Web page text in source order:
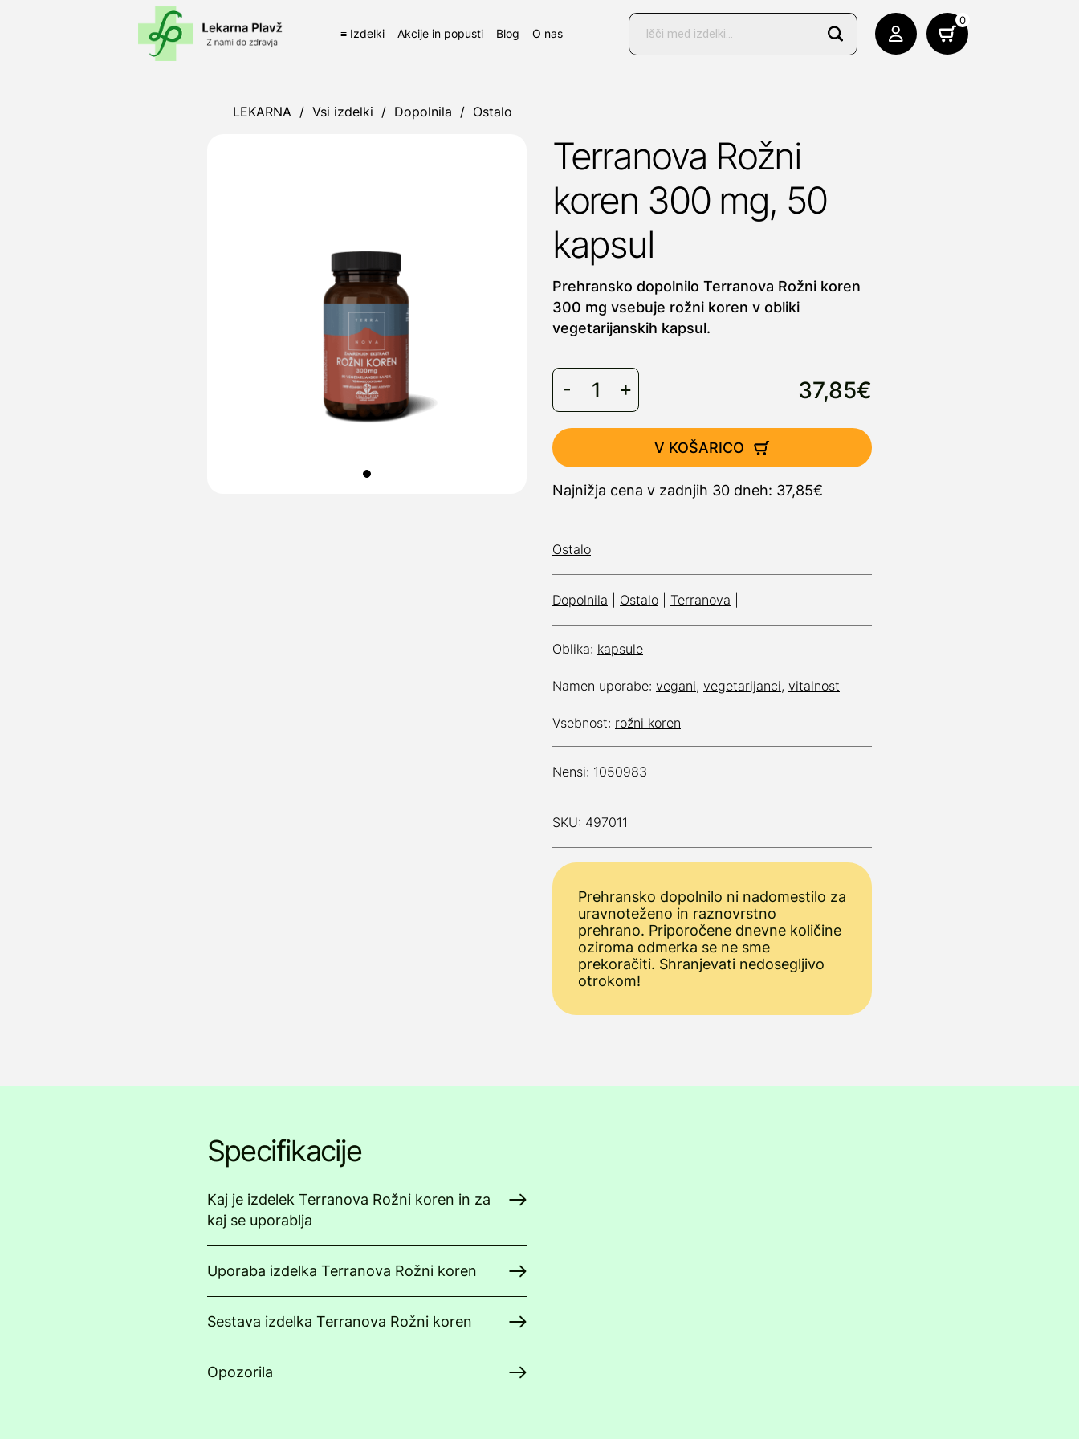
≡ Izdelki Akcije in popusti Blog O nas
Products
search
0
LEKARNA / Vsi izdelki / Dopolnila / Ostalo
Terranova Rožni
koren 300 mg, 50
kapsul
Prehransko dopolnilo Terranova Rožni koren
300 mg vsebuje rožni koren v obliki
vegetarijanskih kapsul.
37,85€
V KOŠARICO
Najnižja cena v zadnjih 30 dneh: 37,85€
Ostalo
Dopolnila Ostalo Terranova
Oblika: kapsule
Namen uporabe: vegani, vegetarijanci, vitalnost
Vsebnost: rožni koren
Nensi: 1050983
SKU: 497011
Prehransko dopolnilo ni nadomestilo za
uravnoteženo in raznovrstno
prehrano. Priporočene dnevne količine
oziroma odmerka se ne sme
prekoračiti. Shranjevati nedosegljivo
otrokom!
Specifikacije
Kaj je izdelek Terranova Rožni koren in za
kaj se uporablja
Uporaba izdelka Terranova Rožni koren
Sestava izdelka Terranova Rožni koren
Opozorila